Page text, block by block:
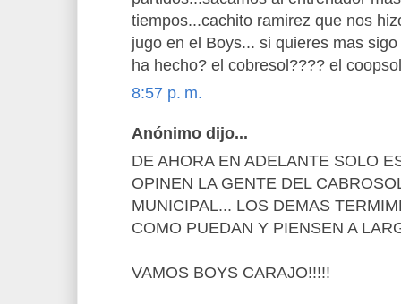
tiempos...cachito ramirez que nos
jugo en el Boys... si quieres mas
ha hecho? el cobresol???? el
8:57 p. m.
Anónimo dijo...
DE AHORA EN ADELANTE SOLO
OPINEN LA GENTE DEL
MUNICIPAL... LOS DEMAS
COMO PUEDAN Y PIENSEN A
VAMOS BOYS CARAJO!!!!!